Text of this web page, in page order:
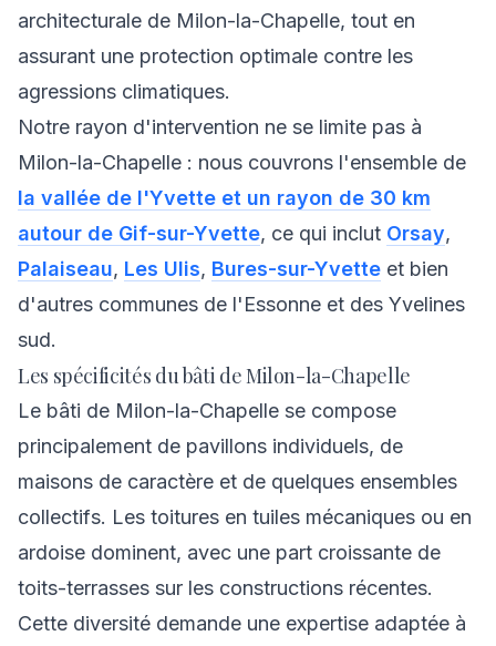
architecturale de Milon-la-Chapelle, tout en
assurant une protection optimale contre les
agressions climatiques.
Notre rayon d'intervention ne se limite pas à
Milon-la-Chapelle : nous couvrons l'ensemble de
la vallée de l'Yvette et un rayon de 30 km
autour de Gif-sur-Yvette, ce qui inclut Orsay,
Palaiseau, Les Ulis, Bures-sur-Yvette et bien
d'autres communes de l'Essonne et des Yvelines
sud.
Les spécificités du bâti de Milon-la-Chapelle
Le bâti de Milon-la-Chapelle se compose
principalement de pavillons individuels, de
maisons de caractère et de quelques ensembles
collectifs. Les toitures en tuiles mécaniques ou en
ardoise dominent, avec une part croissante de
toits-terrasses sur les constructions récentes.
Cette diversité demande une expertise adaptée à